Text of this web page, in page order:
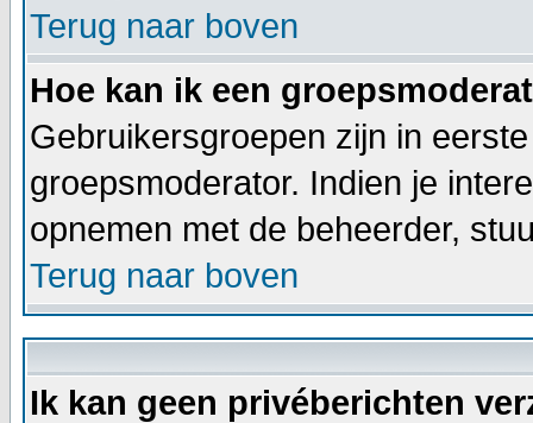
Terug naar boven
Hoe kan ik een
Gebruikersgroepen zijn in
groepsmoderator. Indien je
opnemen met de beheerder,
Terug naar boven
Ik kan geen privéberichten